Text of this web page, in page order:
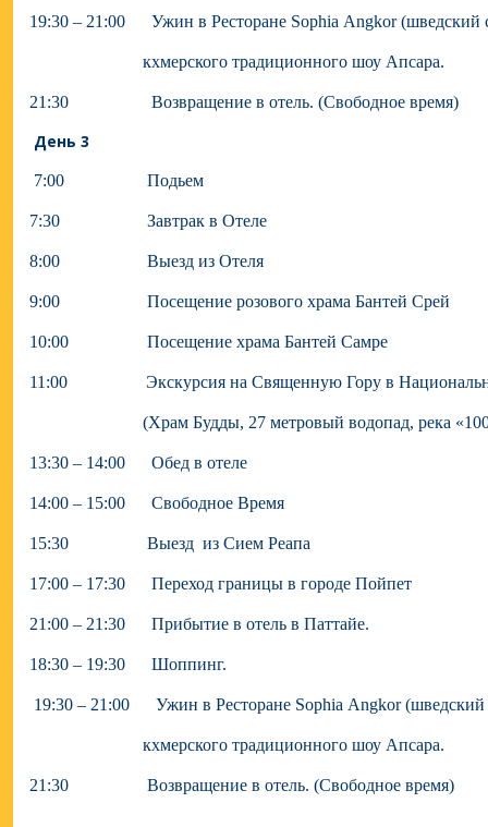
19:30 – 21:00 Ужин в Ресторане Sophia Angkor (шведский
кхмерского традиционного шоу Апсара.
21:30 Возвращение в отель. (Свободное время)
День 3
7:00 Подьем
7:30 Завтрак в Отеле
8:00 Выезд из Отеля
9:00 Посещение розового храма Бантей Срей
10:00 Посещение храма Бантей Самре
11:00 Экскурсия на Священную Гору в
(Храм Будды, 27 метровый водопад, река «1000
13:30 – 14:00 Обед в отеле
14:00 – 15:00 Свободное Время
15:30 Выезд из Сием Реапа
17:00 – 17:30 Переход границы в городе Пойпет
21:00 – 21:30 Прибытие в отель в Паттайе.
18:30 – 19:30 Шоппинг.
19:30 – 21:00 Ужин в Ресторане Sophia Angkor (шведский
кхмерского традиционного шоу Апсара.
21:30 Возвращение в отель. (Свободное время)